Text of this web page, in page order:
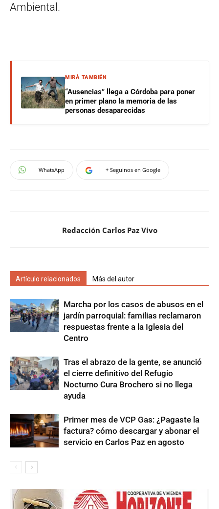
Ambiental.
MIRÁ TAMBIÉN
“Ausencias” llega a Córdoba para poner
en primer plano la memoria de las
personas desaparecidas
WhatsApp + Seguinos en Google
Redacción Carlos Paz Vivo
Artículo relacionados Más del autor
Marcha por los casos de abusos en el
jardín parroquial: familias reclamaron
respuestas frente a la Iglesia del
Centro
Tras el abrazo de la gente, se anunció
el cierre definitivo del Refugio
Nocturno Cura Brochero si no llega
ayuda
Primer mes de VCP Gas: ¿Pagaste la
factura? cómo descargar y abonar el
servicio en Carlos Paz en agosto